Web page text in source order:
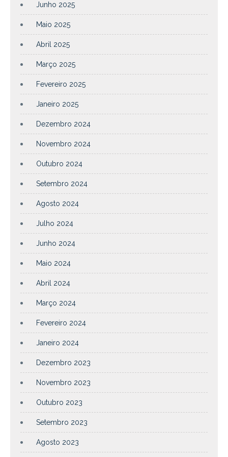
Junho 2025
Maio 2025
Abril 2025
Março 2025
Fevereiro 2025
Janeiro 2025
Dezembro 2024
Novembro 2024
Outubro 2024
Setembro 2024
Agosto 2024
Julho 2024
Junho 2024
Maio 2024
Abril 2024
Março 2024
Fevereiro 2024
Janeiro 2024
Dezembro 2023
Novembro 2023
Outubro 2023
Setembro 2023
Agosto 2023